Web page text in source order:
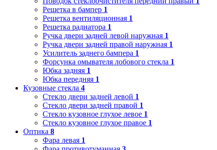
Решетка в бампер 1
Решетка вентиляционная 1
Решетка радиатора 1
Ручка двери задней левой наружная 1
Ручка двери задней правой наружная 1
Усилитель заднего бампера 1
Форсунка омывателя лобового стекла 1
Юбка задняя 1
Юбка передняя 1
Кузовные стекла 4
Стекло двери задней левой 1
Стекло двери задней правой 1
Стекло кузовное глухое левое 1
Стекло кузовное глухое правое 1
Оптика 8
Фара левая 1